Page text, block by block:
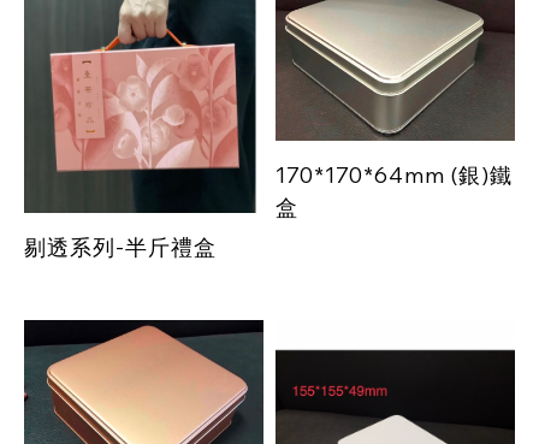
剔透系列-半斤禮盒
170*170*64mm (銀)鐵
盒